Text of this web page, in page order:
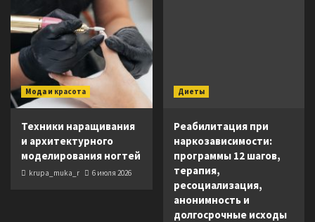
Мода и красота
Техники наращивания
и архитектурного
моделирования ногтей
krupa_muka_r 6 июля 2026
Диеты
Реабилитация при
наркозависимости:
программы 12 шагов,
терапия,
ресоциализация,
анонимность и
долгосрочные исходы